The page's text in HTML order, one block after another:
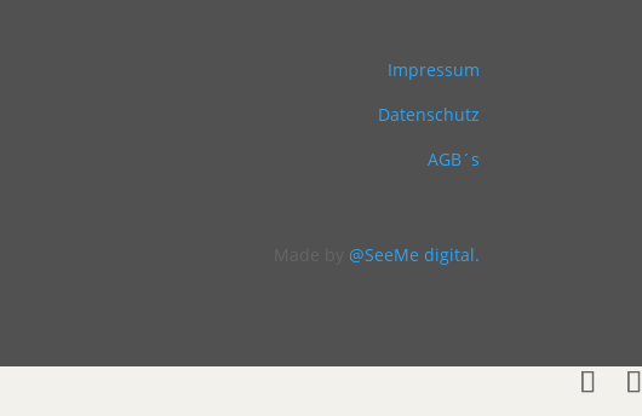
Impressum
Datenschutz
AGB´s
@SeeMe digital.